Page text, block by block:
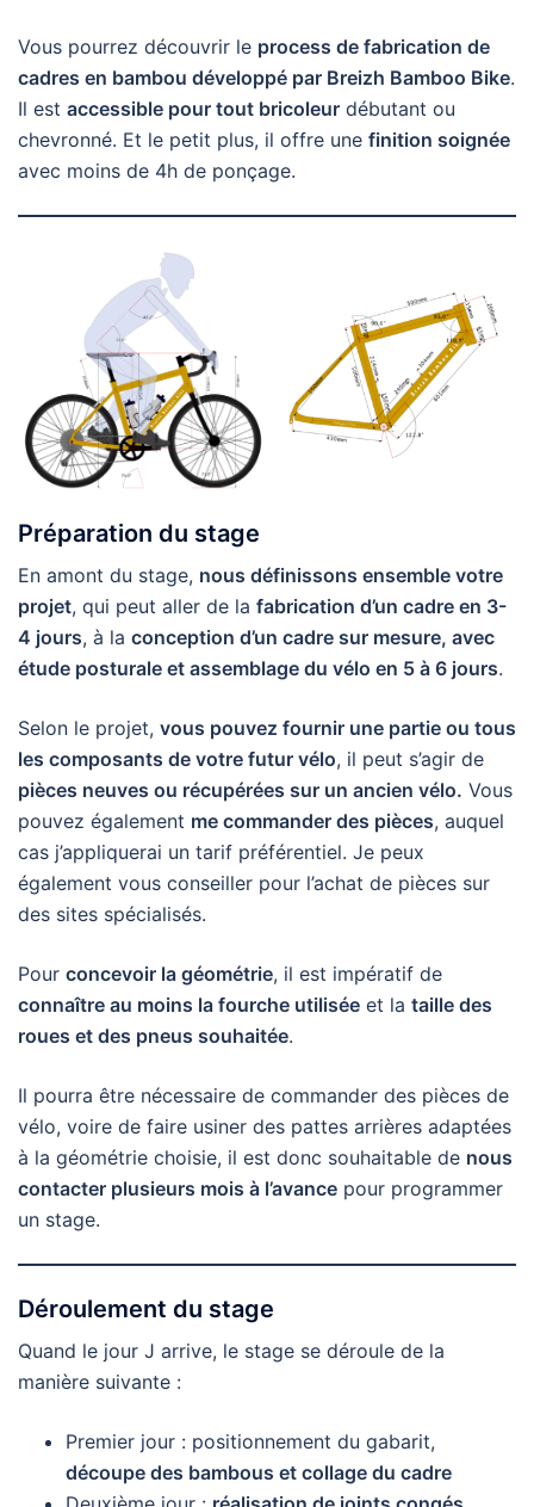
Vous pourrez découvrir le process de fabrication de
cadres en bambou développé par Breizh Bamboo Bike.
Il est accessible pour tout bricoleur débutant ou
chevronné. Et le petit plus, il offre une finition soignée
avec moins de 4h de ponçage.
Préparation du stage
En amont du stage, nous définissons ensemble votre
projet, qui peut aller de la fabrication d’un cadre en 3-
4 jours, à la conception d’un cadre sur mesure, avec
étude posturale et assemblage du vélo en 5 à 6 jours.
Selon le projet, vous pouvez fournir une partie ou tous
les composants de votre futur vélo, il peut s’agir de
pièces neuves ou récupérées sur un ancien vélo. Vous
pouvez également me commander des pièces, auquel
cas j’appliquerai un tarif préférentiel. Je peux
également vous conseiller pour l’achat de pièces sur
des sites spécialisés.
Pour concevoir la géométrie, il est impératif de
connaître au moins la fourche utilisée et la taille des
roues et des pneus souhaitée.
Il pourra être nécessaire de commander des pièces de
vélo, voire de faire usiner des pattes arrières adaptées
à la géométrie choisie, il est donc souhaitable de nous
contacter plusieurs mois à l’avance pour programmer
un stage.
Déroulement du stage
Quand le jour J arrive, le stage se déroule de la
manière suivante :
Premier jour : positionnement du gabarit,
découpe des bambous et collage du cadre